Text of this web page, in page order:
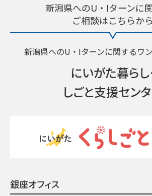
新潟県へのU・Iターンに
ご相談はこちらから
新潟県へのU・Iターンに関するワ
にいがた暮らし
しごと支援セン
銀座オフィス